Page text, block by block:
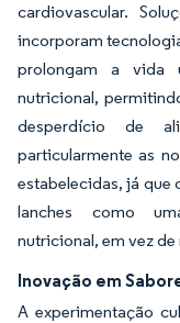
cardiovascular.
incorporam
prolongam a vida
nutricional,
desperdício de
particularmente as
estabelecidas, já que
lanches como
nutricional, em vez
Inovação em
A experimentação